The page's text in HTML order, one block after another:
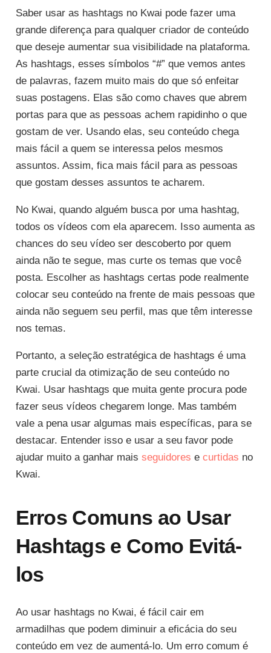
Saber usar as hashtags no Kwai pode fazer uma
grande diferença para qualquer criador de conteúdo
que deseje aumentar sua visibilidade na plataforma.
As hashtags, esses símbolos “#” que vemos antes
de palavras, fazem muito mais do que só enfeitar
suas postagens. Elas são como chaves que abrem
portas para que as pessoas achem rapidinho o que
gostam de ver. Usando elas, seu conteúdo chega
mais fácil a quem se interessa pelos mesmos
assuntos. Assim, fica mais fácil para as pessoas
que gostam desses assuntos te acharem.
No Kwai, quando alguém busca por uma hashtag,
todos os vídeos com ela aparecem. Isso aumenta as
chances do seu vídeo ser descoberto por quem
ainda não te segue, mas curte os temas que você
posta. Escolher as hashtags certas pode realmente
colocar seu conteúdo na frente de mais pessoas que
ainda não seguem seu perfil, mas que têm interesse
nos temas.
Portanto, a seleção estratégica de hashtags é uma
parte crucial da otimização de seu conteúdo no
Kwai. Usar hashtags que muita gente procura pode
fazer seus vídeos chegarem longe. Mas também
vale a pena usar algumas mais específicas, para se
destacar. Entender isso e usar a seu favor pode
ajudar muito a ganhar mais seguidores e curtidas no
Kwai.
Erros Comuns ao Usar
Hashtags e Como Evitá-
los
Ao usar hashtags no Kwai, é fácil cair em
armadilhas que podem diminuir a eficácia do seu
conteúdo em vez de aumentá-lo. Um erro comum é